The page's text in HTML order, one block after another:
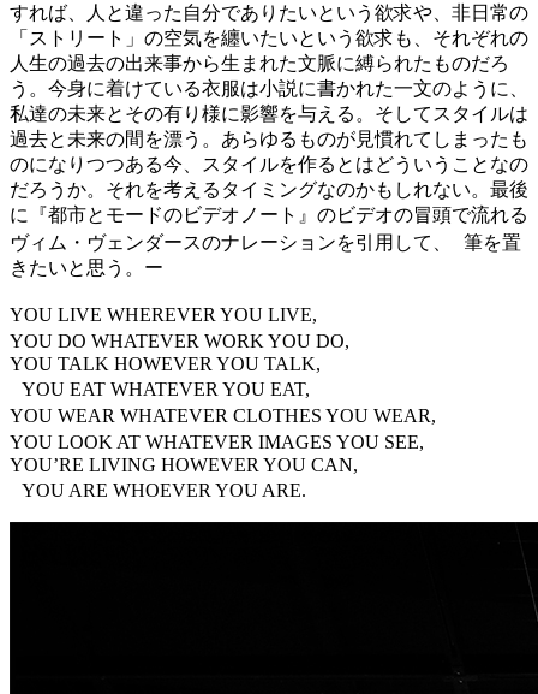
すれば、人と違った自分でありたいという欲求や、非日常の
「ストリート」の空気を纏いたいという欲求も、それぞれの
人生の過去の出来事から生まれた文脈に縛られたものだろ
う。今身に着けている衣服は小説に書かれた一文のように、
私達の未来とその有り様に影響を与える。そしてスタイルは
過去と未来の間を漂う。あらゆるものが見慣れてしまったも
のになりつつある今、スタイルを作るとはどういうことなの
だろうか。それを考えるタイミングなのかもしれない。最後
に『都市とモードのビデオノート』のビデオの冒頭で流れる
ヴィム・ヴェンダースのナレーションを引用して、 筆を置
きたいと思う。ー
YOU LIVE WHEREVER YOU LIVE,
YOU DO WHATEVER WORK YOU DO,
YOU TALK HOWEVER YOU TALK,
YOU EAT WHATEVER YOU EAT,
YOU WEAR WHATEVER CLOTHES YOU WEAR,
YOU LOOK AT WHATEVER IMAGES YOU SEE,
YOU’RE LIVING HOWEVER YOU CAN,
YOU ARE WHOEVER YOU ARE.